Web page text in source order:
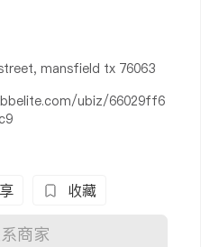
mansfield tx 76063
ubiz/66029ff6
收藏
商家